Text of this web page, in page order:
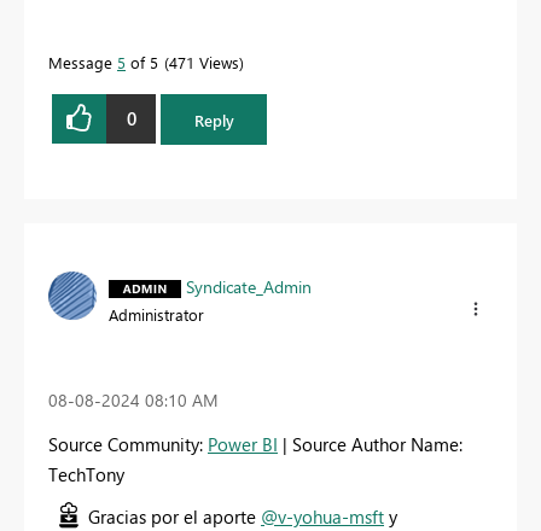
Message 5 of 5 471 Views
0 Reply
Syndicate_Admin
Administrator
‎08-08-2024 08:10 AM
Source Community: Power BI | Source Author Name:
TechTony
Gracias por el aporte @v-yohua-msft y